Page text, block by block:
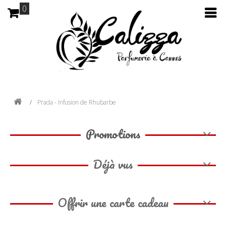
0
Prada - Infusion de Rhubarbe
Promotions
Déjà vus
Offrir une carte cadeau